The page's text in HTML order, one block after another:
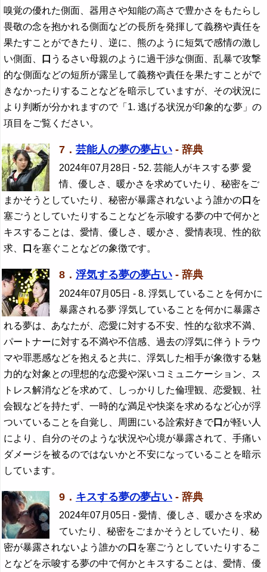
嗅覚の優れた側面、器用さや知能の高さで豊かさをもたらし
畏敬の念を抱かれる側面などの長所を発揮して義務や責任を
果たすことができたり、逆に、熊のように短気で感情の激し
い側面、
口 うるさい母親のように過干渉な側面、乱暴で攻撃
的な側面などの短所が露呈して義務や責任を果たすことがで
きなかったりすることなどを暗示していますが、その状況に
より判断が分かれますので「1. 逃げる状況が印象的な夢」の
項目をご覧ください。
7． 芸能人の夢の夢占い - 辞典
2024年07月28日 - 52. 芸能人がキスする夢 愛
情、優しさ、暖かさを求めていたり、秘密をご
まかそうとしていたり、秘密が暴露されないよう誰かの口 を
塞ごうとしていたりすることなどを示唆する夢の中で何かと
キスすることは、愛情、優しさ、暖かさ、愛情表現、性的欲
求、
口 を塞ぐことなどの象徴です。
8． 浮気する夢の夢占い - 辞典
2024年07月05日 - 8. 浮気していることを何かに
暴露される夢 浮気していることを何かに暴露さ
れる夢は、あなたが、恋愛に対する不安、性的な欲求不満、
パートナーに対する不満や不信感、過去の浮気に伴うトラウ
マや罪悪感などを抱えると共に、浮気した相手が象徴する魅
力的な対象との理想的な恋愛や深いコミュニケーション、ス
トレス解消などを求めて、しっかりした倫理観、恋愛観、社
会観などを持たず、一時的な満足や快楽を求めるなど心が浮
ついていることを自覚し、周囲にいる詮索好きで口 が軽い人
により、自分のそのような状況や心境が暴露されて、手痛い
ダメージを被るのではないかと不安になっていることを暗示
しています。
9． キスする夢の夢占い - 辞典
2024年07月05日 - 愛情、優しさ、暖かさを求め
ていたり、秘密をごまかそうとしていたり、秘
密が暴露されないよう誰かの口 を塞ごうとしていたりするこ
となどを示唆する夢の中で何かとキスすることは、愛情、優